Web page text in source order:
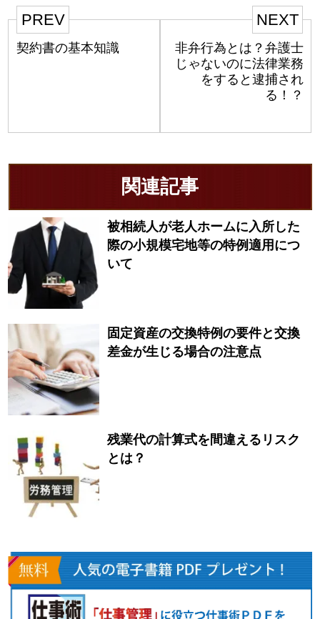
PREV
契約書の基本知識
NEXT
非弁行為とは？弁護士
じゃないのに法律業務
をすると逮捕され
る！？
関連記事
被相続人が老人ホームに入所した
際の小規模宅地等の特例適用につ
いて
固定資産の交換特例の要件と交換
差金が生じる場合の注意点
残業代の計算式を間違えるリスク
とは？